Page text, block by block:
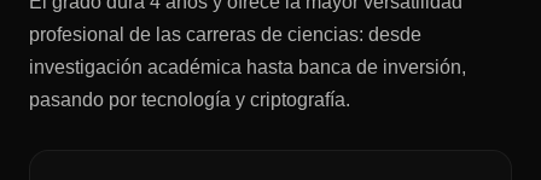
profesional de las carreras de ciencias: desde
investigación académica hasta banca de inversión,
pasando por tecnología y criptografía.